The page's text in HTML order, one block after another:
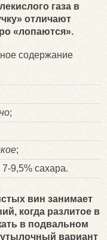
газа в
отличают
«лопаются».
содержание
;
;
9,5% сахара.
вин занимает
когда разлитое в
в подвальном
вариант